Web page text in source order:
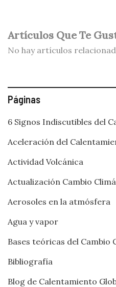
Artículos Que Te
No hay artículos
Páginas
6 Signos Indiscutibles del
Aceleración del
Actividad Volcánica
Actualización Cambio
Aerosoles en la atmósfera
Agua y vapor
Bases teóricas del Cambio
Bibliografía
Blog de Calentamiento